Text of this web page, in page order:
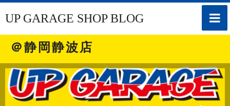
toggle
UP GARAGE SHOP BLOG
＠静岡静波店